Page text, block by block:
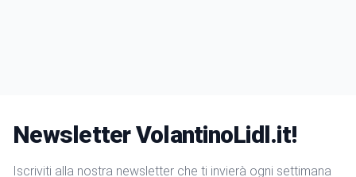
Newsletter VolantinoLidl.it!
Iscriviti alla nostra newsletter che ti invierà ogni settimana